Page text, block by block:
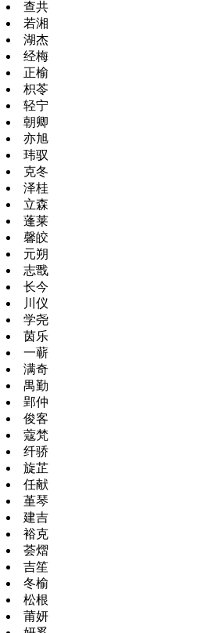
查共
若湘
湖杰
经梅
正榆
枳苓
轻宁
朝卿
亦旭
玮驭
克冬
泽桂
立森
蓬莱
馨皎
元朔
志戬
长今
川仪
学尧
茵乐
一蕲
满奇
禺勤
郢仲
俊客
蔻梵
纤骄
旋芷
任献
堇琴
建吉
裕克
荟熠
吉笙
冬榆
松根
莆妍